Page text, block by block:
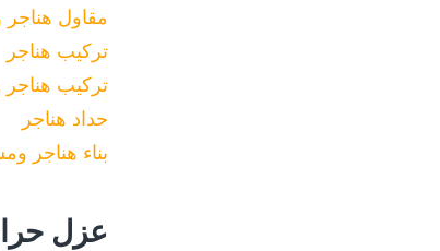
مقاول
تركيب هناجر
تركيب
حداد هناجر
بناء هناجر
عزل